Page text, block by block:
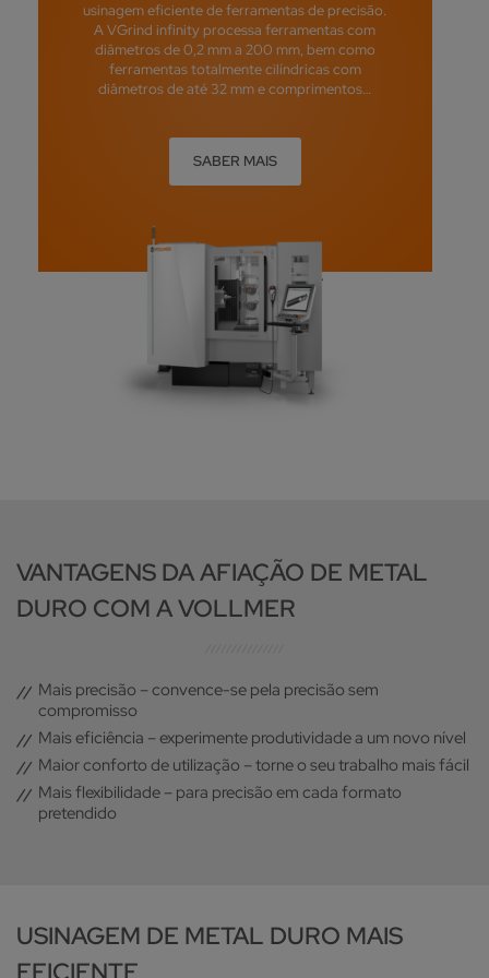
usinagem eficiente de ferramentas de precisão.
A VGrind infinity processa ferramentas com
diâmetros de 0,2 mm a 200 mm, bem como
ferramentas totalmente cilíndricas com
diâmetros de até 32 mm e comprimentos…
SABER MAIS
VANTAGENS DA AFIAÇÃO DE METAL
DURO COM A VOLLMER
Mais precisão – convence-se pela precisão sem
compromisso
Mais eficiência – experimente produtividade a um novo nível
Maior conforto de utilização – torne o seu trabalho mais fácil
Mais flexibilidade – para precisão em cada formato
pretendido
USINAGEM DE METAL DURO MAIS
EFICIENTE